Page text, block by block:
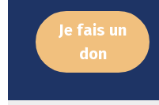
Je fais un
don